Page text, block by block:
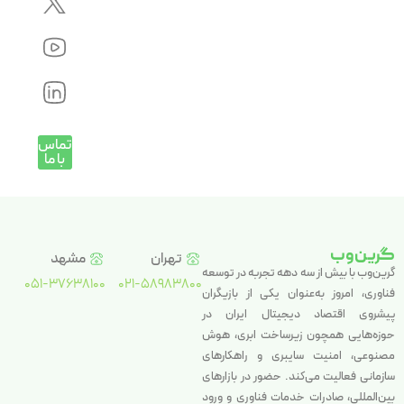
تماس
با ما
گرین‌وب
گرین‌وب با بیش از سه دهه تجربه در توسعه
فناوری، امروز به‌عنوان یکی از بازیگران
پیشروی اقتصاد دیجیتال ایران در
حوزه‌هایی همچون زیرساخت ابری، هوش
مصنوعی، امنیت سایبری و راهکارهای
سازمانی فعالیت می‌کند. حضور در بازارهای
بین‌المللی، صادرات خدمات فناوری و ورود
مشهد
051-37638100
تهران
021-58983800